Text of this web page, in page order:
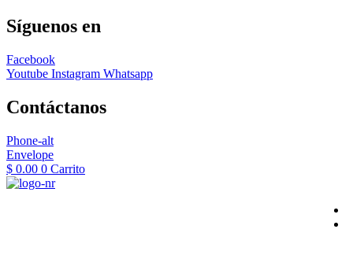
Síguenos en
Facebook
Youtube Instagram Whatsapp
Contáctanos
Phone-alt
Envelope
$ 0.00 0 Carrito